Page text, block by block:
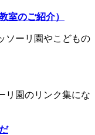
室のご紹介）
ソーリ園やこどもの
リ園のリンク集にな